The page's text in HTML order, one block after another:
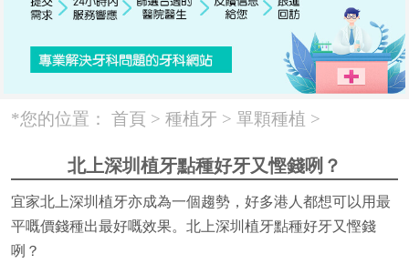
*您的位置： 首頁 > 種植牙 > 單顆種植 >
北上深圳植牙點種好牙又慳錢咧？
宜家北上深圳植牙亦成為一個趨勢，好多港人都想可以用最
平嘅價錢種出最好嘅效果。北上深圳植牙點種好牙又慳錢
咧？